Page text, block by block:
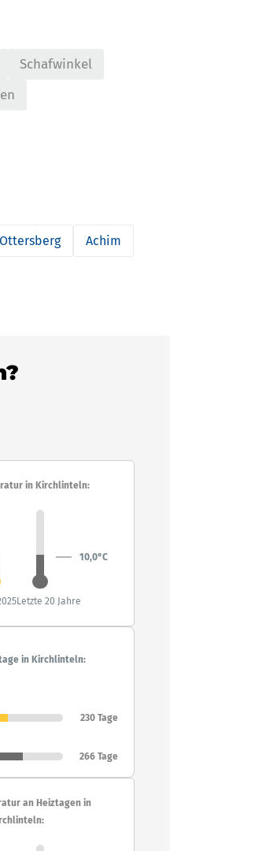
Schafwinkel
Ottersberg Achim
in Kirchlinteln:
10,0°C
Letzte 20 Jahre
in Kirchlinteln:
230 Tage
266 Tage
an Heiztagen in